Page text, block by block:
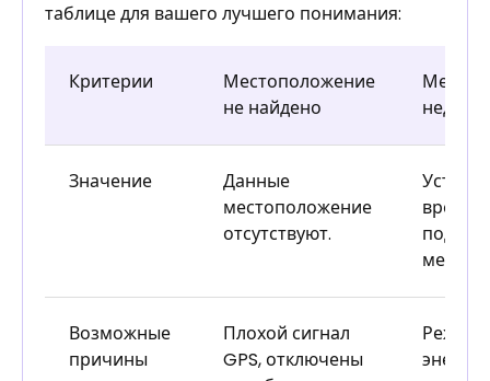
таблице для вашего лучшего понимания:
Критерии
Местоположение
не найдено
Значение
Данные
местоположение
отсутствуют.
Возможные
причины
Плохой сигнал
GPS, отключены
Режим